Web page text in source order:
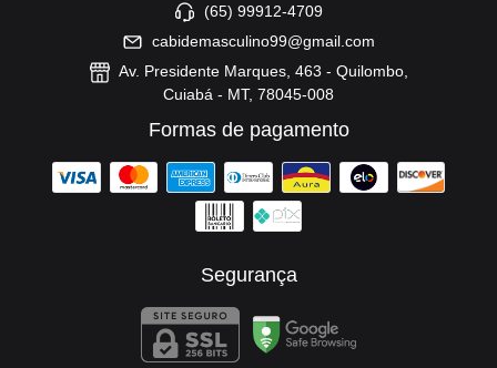
(65) 99912-4709
cabidemasculino99@gmail.com
Av. Presidente Marques, 463 - Quilombo,
Cuiabá - MT, 78045-008
Formas de pagamento
Segurança